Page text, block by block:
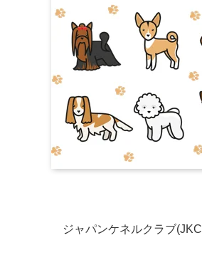
ジャパンケネルクラブ